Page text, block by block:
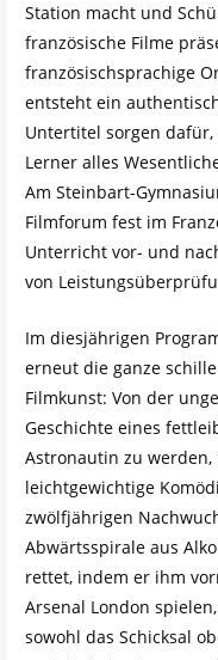
Station macht und
französische Filme
französischsprachige
entsteht ein
Untertitel sorgen
Lerner alles
Am Steinbart-
Filmforum fest im
Unterricht vor- und
von
Im diesjährigen
erneut die ganze
Filmkunst: Von der
Geschichte eines
Astronautin zu
leichtgewichtige
zwölfjährigen
Abwärtsspirale aus
rettet, indem er ihm
Arsenal London
sowohl das Schicksal